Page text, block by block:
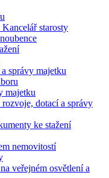
starosty
správy majetku
majetku
dotací a správy
ke stažení
nemovitostí
veřejném osvětlení a